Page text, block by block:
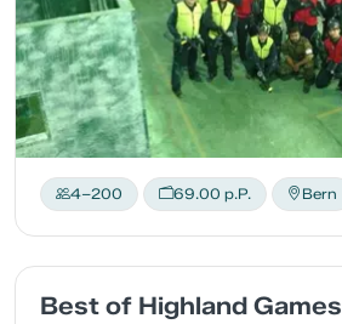
4–200 69.00 p.P. Bern
Best of Highland Games